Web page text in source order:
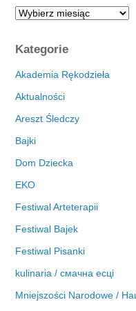
A
c
h
i
a
Kategorie
Akademia Rękodzieła
Aktualności
Areszt Śledczy
Bajki
Dom Dziecka
EKO
Festiwal Arteterapii
Festiwal Bajek
Festiwal Pisanki
kulinaria / смачна есці
Mniejszości Narodowe /